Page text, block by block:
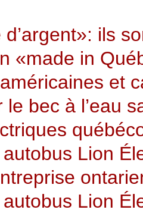
ils
«made in
et
le bec à l’eau
Lion
Lion